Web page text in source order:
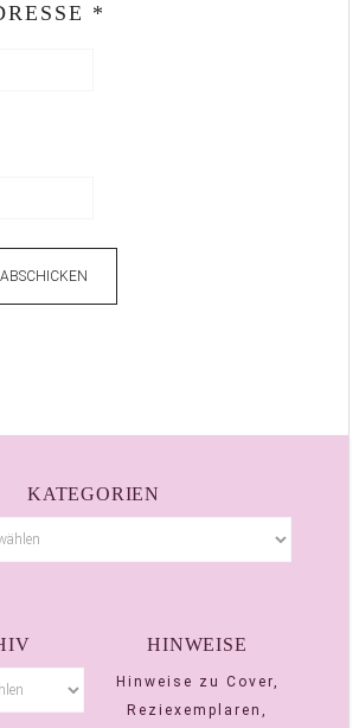
*
KATEGORIEN
HINWEISE
Hinweise zu Cover,
Reziexemplaren,